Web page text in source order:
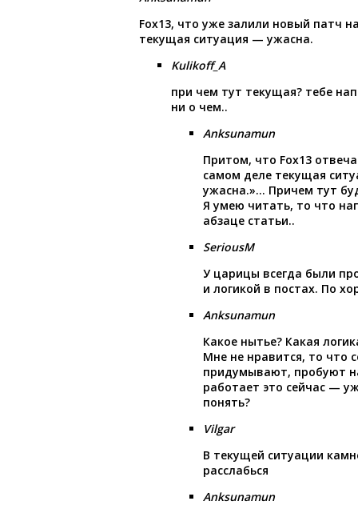
Fox13, что уже залили новый патч
текущая ситуация — ужасна.
Kulikoff_A
при чем тут текущая? тебе
ни о чем..
Anksunamun
Притом, что Fox13
самом деле текущая
ужасна.»… Причем тут
Я умею читать, то что
абзаце статьи..
SeriousM
У царицы всегда были
и логикой в постах. По
Anksunamun
Какое нытье? Какая
Мне не нравится, то что
придумывают, пробуют
работает это сейчас —
понять?
Vilgar
В текущей ситуации
расслабься
Anksunamun